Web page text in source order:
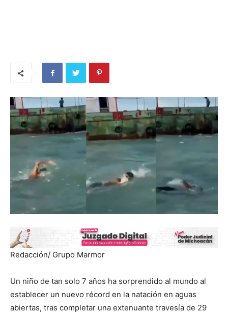
Redacción/ Grupo Marmor
Un niño de tan solo 7 años ha sorprendido al mundo al
establecer un nuevo récord en la natación en aguas
abiertas, tras completar una extenuante travesía de 29